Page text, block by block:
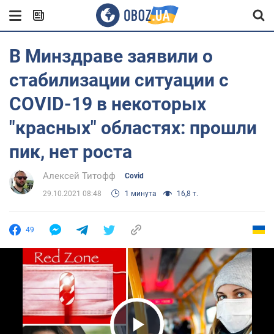
В Минздраве заявили о
стабилизации ситуации с
COVID-19 в некоторых
"красных" областях: прошли
пик, нет роста
Алексей Титофф Covid
29.10.2021 08:48 1 минута 16,8 т.
49